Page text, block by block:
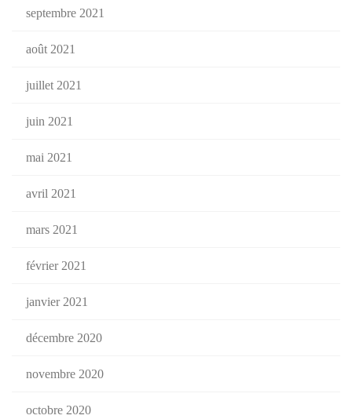
septembre 2021
août 2021
juillet 2021
juin 2021
mai 2021
avril 2021
mars 2021
février 2021
janvier 2021
décembre 2020
novembre 2020
octobre 2020